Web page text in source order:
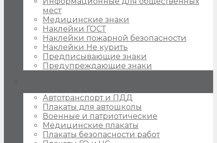
мест
Медицинские знаки
Наклейки ГОСТ
Наклейки пожарной безопасности
Наклейки Не курить
Предписывающие знаки
Предупреждающие знаки
Автотранспорт и ПДД
Плакаты для автошколы
Военные и патриотические
Медицинские плакаты
Плакаты безопасности работ